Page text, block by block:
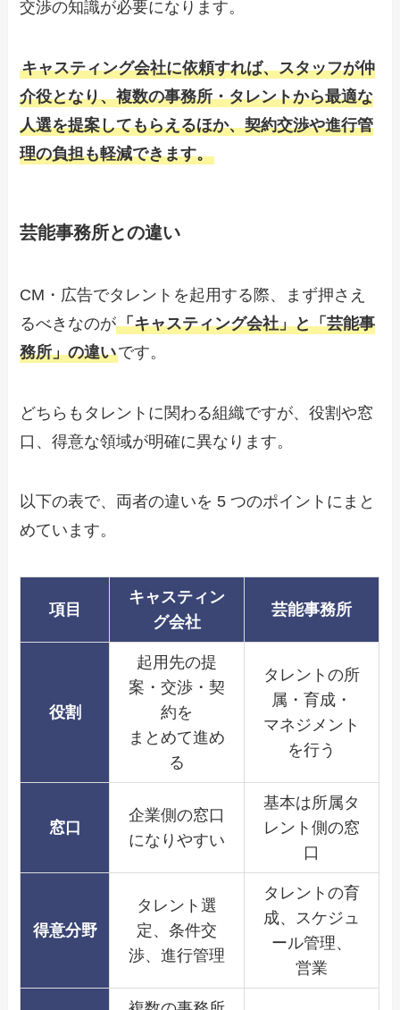
交渉の知識が必要になります。
キャスティング会社に依頼すれば、スタッフが仲
介役となり、複数の事務所・タレントから最適な
人選を提案してもらえるほか、契約交渉や進行管
理の負担も軽減できます。
芸能事務所との違い
CM・広告でタレントを起用する際、まず押さえ
るべきなのが「キャスティング会社」と「芸能事
務所」の違いです。
どちらもタレントに関わる組織ですが、役割や窓
口、得意な領域が明確に異なります。
以下の表で、両者の違いを 5 つのポイントにまと
めています。
項目
キャスティン
グ会社
芸能事務所
役割
起用先の提
案・交渉・契
約を
まとめて進め
る
タレントの所
属・育成・
マネジメント
を行う
窓口
企業側の窓口
になりやすい
基本は所属タ
レント側の窓
口
得意分野
タレント選
定、条件交
渉、進行管理
タレントの育
成、スケジュ
ール管理、
営業